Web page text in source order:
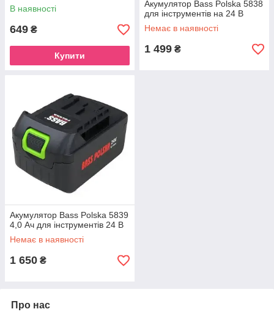
В наявності
649 ₴
Купити
Акумулятор Bass Polska 5838
для інструментів на 24 В
Немає в наявності
1 499 ₴
Акумулятор Bass Polska 5839
4,0 Ач для інструментів 24 В
Немає в наявності
1 650 ₴
Про нас